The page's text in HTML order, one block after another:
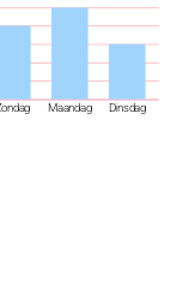
Maandag Dinsdag